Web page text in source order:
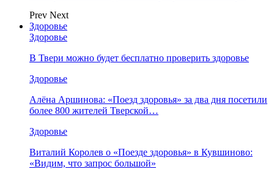
Prev Next
Здоровье
Здоровье
В Твери можно будет бесплатно проверить здоровье
Здоровье
Алёна Аршинова: «Поезд здоровья» за два дня посетили
более 800 жителей Тверской…
Здоровье
Виталий Королев о «Поезде здоровья» в Кувшиново:
«Видим, что запрос большой»